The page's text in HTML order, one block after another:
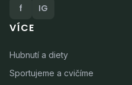
f IG
VÍCE
Hubnutí a diety
Sportujeme a cvičíme